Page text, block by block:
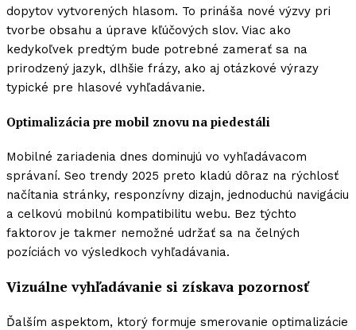
dopytov vytvorených hlasom. To prináša nové výzvy pri
tvorbe obsahu a úprave kľúčových slov. Viac ako
kedykoľvek predtým bude potrebné zamerať sa na
prirodzený jazyk, dlhšie frázy, ako aj otázkové výrazy
typické pre hlasové vyhľadávanie.
Optimalizácia pre mobil znovu na piedestáli
Mobilné zariadenia dnes dominujú vo vyhľadávacom
správaní. Seo trendy 2025 preto kladú dôraz na rýchlosť
načítania stránky, responzívny dizajn, jednoduchú navigáciu
a celkovú mobilnú kompatibilitu webu. Bez týchto
faktorov je takmer nemožné udržať sa na čelných
pozíciách vo výsledkoch vyhľadávania.
Vizuálne vyhľadávanie si získava pozornosť
Ďalším aspektom, ktorý formuje smerovanie optimalizácie